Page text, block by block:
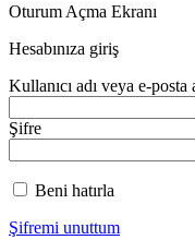
Oturum Açma Ekranı
Hesabınıza giriş
Kullanıcı adı veya e-posta
Şifre
Beni hatırla
Şifremi unuttum